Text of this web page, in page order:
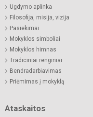
Ugdymo aplinka
Filosofija, misija, vizija
Pasiekimai
Mokyklos simboliai
Mokyklos himnas
Tradiciniai renginiai
Bendradarbiavimas
Priėmimas į mokyklą
Ataskaitos